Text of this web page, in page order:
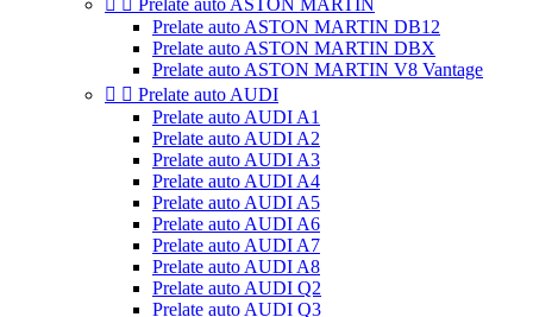
  Prelate auto ASTON MARTIN
Prelate auto ASTON MARTIN DB12
Prelate auto ASTON MARTIN DBX
Prelate auto ASTON MARTIN V8 Vantage
  Prelate auto AUDI
Prelate auto AUDI A1
Prelate auto AUDI A2
Prelate auto AUDI A3
Prelate auto AUDI A4
Prelate auto AUDI A5
Prelate auto AUDI A6
Prelate auto AUDI A7
Prelate auto AUDI A8
Prelate auto AUDI Q2
Prelate auto AUDI Q3